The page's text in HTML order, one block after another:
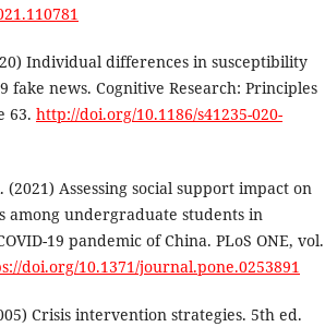
Individual differences in susceptibility
fake news. Cognitive Research: Principles
63. http://doi.org/10.1186/s41235-020-
(2021) Assessing social support impact on
among undergraduate students in
19 pandemic of China. PLoS ONE, vol.
doi.org/10.1371/journal.pone.0253891
Crisis intervention strategies. 5th ed.